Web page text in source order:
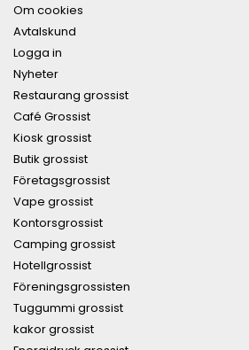
Om cookies
Avtalskund
Logga in
Nyheter
Restaurang grossist
Café Grossist
Kiosk grossist
Butik grossist
Företagsgrossist
Vape grossist
Kontorsgrossist
Camping grossist
Hotellgrossist
Föreningsgrossisten
Tuggummi grossist
kakor grossist